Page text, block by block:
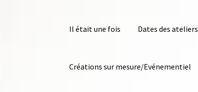
Il était une fois Dates des ateliers
Créations sur mesure/Evénementiel